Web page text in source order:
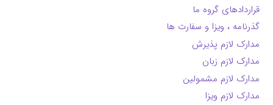
قراردادهای گروه ما
گذرنامه ، ویزا و سفارت ها
مدارک لازم پذیرش
مدارک لازم زبان
مدارک لازم مشمولین
مدارک لازم ویزا